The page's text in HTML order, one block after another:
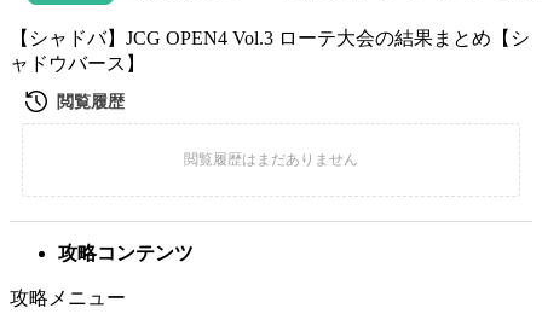
【シャドバ】JCG OPEN4 Vol.3 ローテ大会の結果まとめ【シ
ャドウバース】
攻略コンテンツ
攻略メニュー